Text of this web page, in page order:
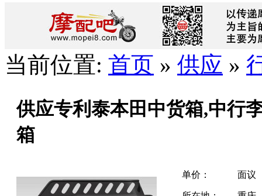
当前位置: 首页 » 供应 »
供应专利泰本田中货箱,中行
箱
单价： 面议